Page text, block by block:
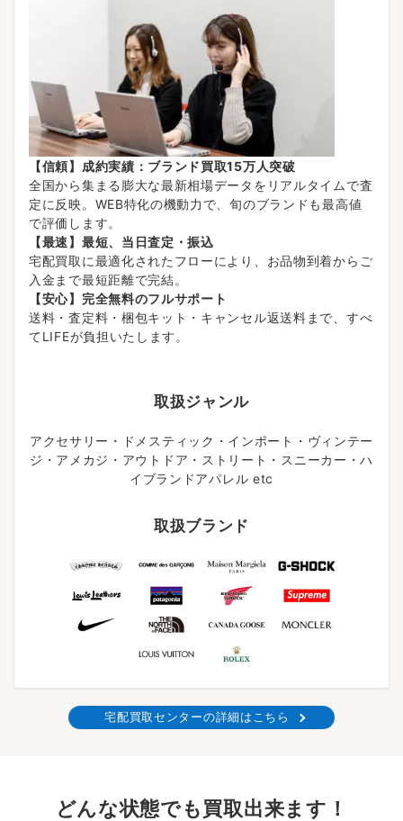
【信頼】成約実績：ブランド買取15万人突破
全国から集まる膨大な最新相場データをリアルタイムで査
定に反映。WEB特化の機動力で、旬のブランドも最高値
で評価します。
【最速】最短、当日査定・振込
宅配買取に最適化されたフローにより、お品物到着からご
入金まで最短距離で完結。
【安心】完全無料のフルサポート
送料・査定料・梱包キット・キャンセル返送料まで、すべ
てLIFEが負担いたします。
取扱ジャンル
アクセサリー・ドメスティック・インポート・ヴィンテー
ジ・アメカジ・アウトドア・ストリート・スニーカー・ハ
イブランドアパレル etc
取扱ブランド
宅配買取センターの詳細はこちら
どんな状態でも買取出来ます！